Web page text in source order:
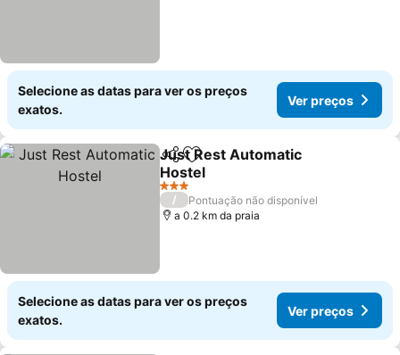
Selecione as datas para ver os preços
exatos.
Ver preços
PartilharAdicionar aos favoritos
Just Rest Automatic
Hostel
3 Estrelas
/
Pontuação não disponível
a 0.2 km da praia
Selecione as datas para ver os preços
exatos.
Ver preços